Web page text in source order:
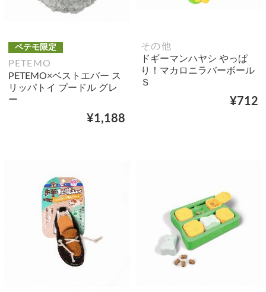
ペテモ限定
PETEMO
PETEMO×ベストエバー ス
リッパトイ プードル グレ
ー
¥1,188
その他
ドギーマンハヤシ やっぱ
り！マカロニラバーボール
Ｓ
¥712